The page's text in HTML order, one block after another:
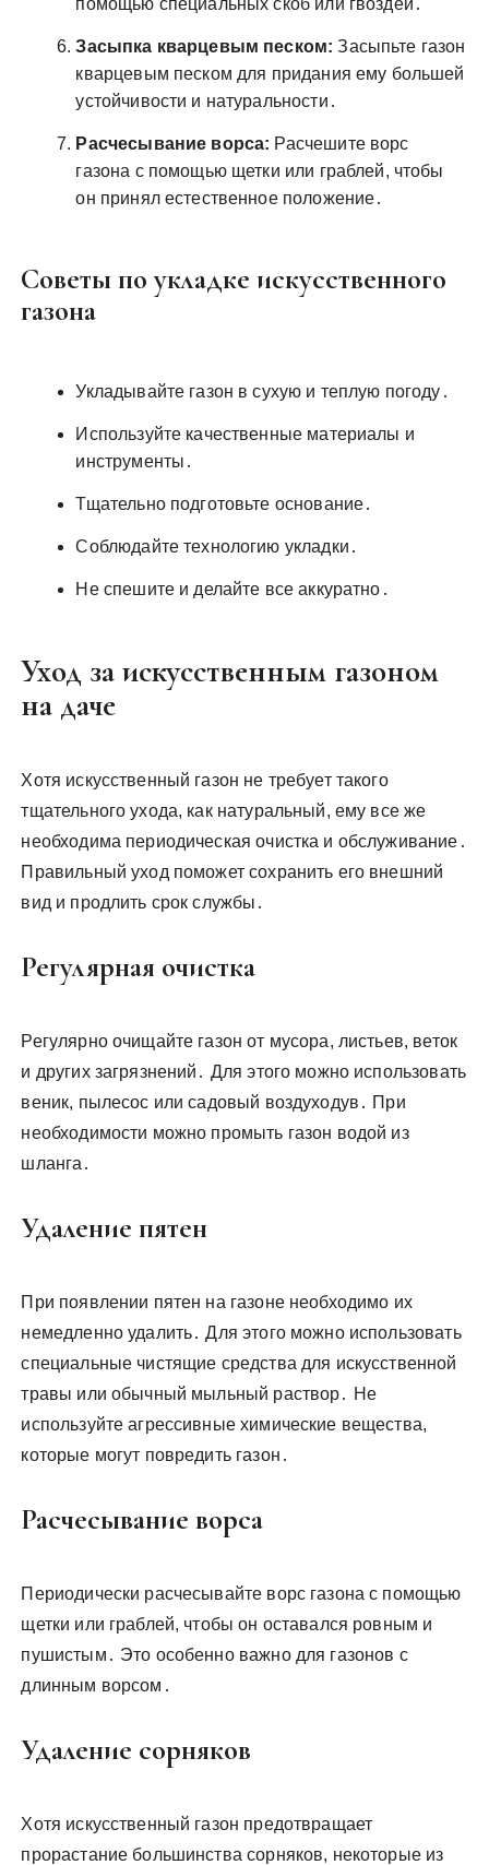
помощью специальных скоб или гвоздей․
Засыпка кварцевым песком: Засыпьте газон
кварцевым песком для придания ему большей
устойчивости и натуральности․
Расчесывание ворса: Расчешите ворс
газона с помощью щетки или граблей, чтобы
он принял естественное положение․
Советы по укладке искусственного
газона
Укладывайте газон в сухую и теплую погоду․
Используйте качественные материалы и
инструменты․
Тщательно подготовьте основание․
Соблюдайте технологию укладки․
Не спешите и делайте все аккуратно․
Уход за искусственным газоном
на даче
Хотя искусственный газон не требует такого
тщательного ухода, как натуральный, ему все же
необходима периодическая очистка и обслуживание․
Правильный уход поможет сохранить его внешний
вид и продлить срок службы․
Регулярная очистка
Регулярно очищайте газон от мусора, листьев, веток
и других загрязнений․ Для этого можно использовать
веник, пылесос или садовый воздуходув․ При
необходимости можно промыть газон водой из
шланга․
Удаление пятен
При появлении пятен на газоне необходимо их
немедленно удалить․ Для этого можно использовать
специальные чистящие средства для искусственной
травы или обычный мыльный раствор․ Не
используйте агрессивные химические вещества,
которые могут повредить газон․
Расчесывание ворса
Периодически расчесывайте ворс газона с помощью
щетки или граблей, чтобы он оставался ровным и
пушистым․ Это особенно важно для газонов с
длинным ворсом․
Удаление сорняков
Хотя искусственный газон предотвращает
прорастание большинства сорняков, некоторые из